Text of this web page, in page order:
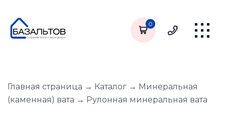
0
Главная страница → Каталог → Минеральная
(каменная) вата → Рулонная минеральная вата